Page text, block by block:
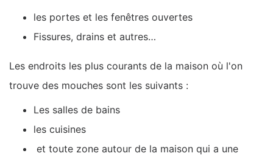
les portes et les fenêtres ouvertes
Fissures, drains et autres…
Les endroits les plus courants de la maison où l'on
trouve des mouches sont les suivants :
Les salles de bains
les cuisines
et toute zone autour de la maison qui a une